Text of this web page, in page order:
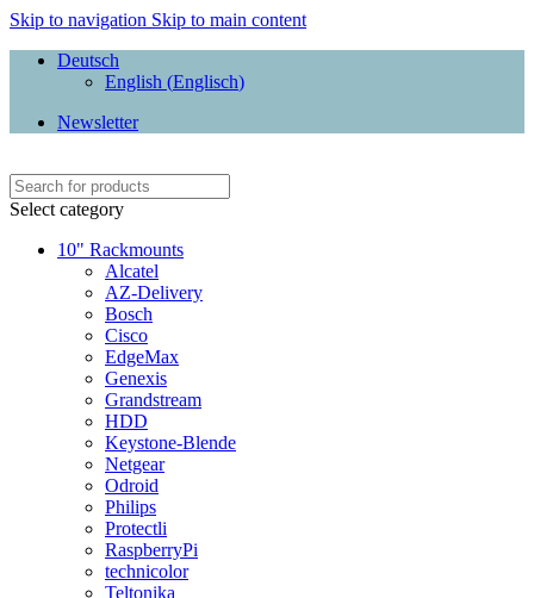
Skip to navigation Skip to main content
Deutsch
English (Englisch)
Newsletter
Select category
10" Rackmounts
Alcatel
AZ-Delivery
Bosch
Cisco
EdgeMax
Genexis
Grandstream
HDD
Keystone-Blende
Netgear
Odroid
Philips
Protectli
RaspberryPi
technicolor
Teltonika